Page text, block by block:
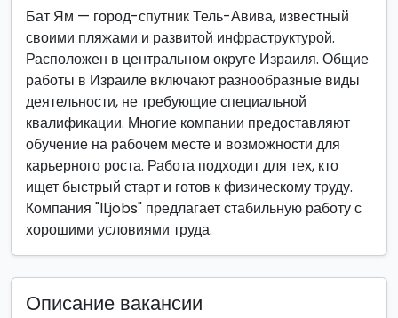
Бат Ям — город-спутник Тель-Авива, известный
своими пляжами и развитой инфраструктурой.
Расположен в центральном округе Израиля. Общие
работы в Израиле включают разнообразные виды
деятельности, не требующие специальной
квалификации. Многие компании предоставляют
обучение на рабочем месте и возможности для
карьерного роста. Работа подходит для тех, кто
ищет быстрый старт и готов к физическому труду.
Компания "ILjobs" предлагает стабильную работу с
хорошими условиями труда.
Описание вакансии